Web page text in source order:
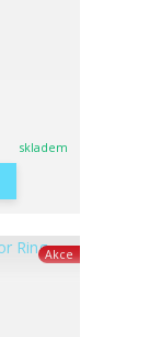
skladem
Akce